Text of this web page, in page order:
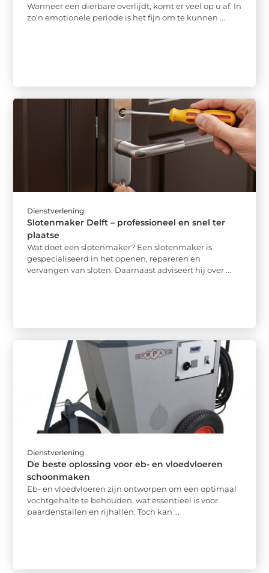
Wanneer een dierbare overlijdt, komt er veel op u af. In
zo’n emotionele periode is het fijn om te kunnen ...
Dienstverlening
Slotenmaker Delft – professioneel en snel ter
plaatse
Wat doet een slotenmaker? Een slotenmaker is
gespecialiseerd in het openen, repareren en
vervangen van sloten. Daarnaast adviseert hij over ...
Dienstverlening
De beste oplossing voor eb- en vloedvloeren
schoonmaken
Eb- en vloedvloeren zijn ontworpen om een optimaal
vochtgehalte te behouden, wat essentieel is voor
paardenstallen en rijhallen. Toch kan ...